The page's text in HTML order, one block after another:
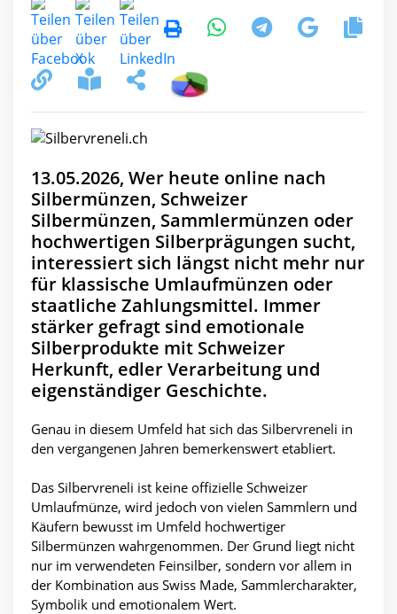
13.05.2026, Wer heute online nach
Silbermünzen, Schweizer
Silbermünzen, Sammlermünzen oder
hochwertigen Silberprägungen sucht,
interessiert sich längst nicht mehr nur
für klassische Umlaufmünzen oder
staatliche Zahlungsmittel. Immer
stärker gefragt sind emotionale
Silberprodukte mit Schweizer
Herkunft, edler Verarbeitung und
eigenständiger Geschichte.
Genau in diesem Umfeld hat sich das Silbervreneli in
den vergangenen Jahren bemerkenswert etabliert.
Das Silbervreneli ist keine offizielle Schweizer
Umlaufmünze, wird jedoch von vielen Sammlern und
Käufern bewusst im Umfeld hochwertiger
Silbermünzen wahrgenommen. Der Grund liegt nicht
nur im verwendeten Feinsilber, sondern vor allem in
der Kombination aus Swiss Made, Sammlercharakter,
Symbolik und emotionalem Wert.